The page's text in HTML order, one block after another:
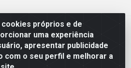
próprios e de
uma experiência
apresentar publicidade
com o seu perfil e melhorar a
Mascarenhas de Morais, 2471 -
51.150-001 - CNPJ 24.150.377/0003-
57